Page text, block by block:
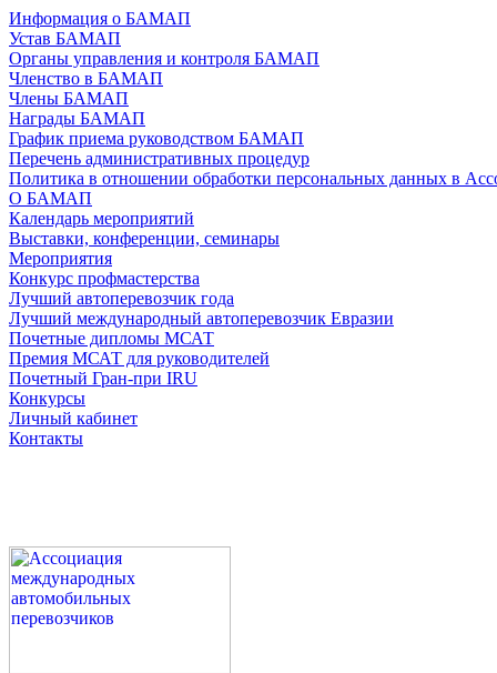
Информация о БАМАП
Устав БАМАП
Органы управления и контроля БАМАП
Членство в БАМАП
Члены БАМАП
Награды БАМАП
График приема руководством БАМАП
Перечень административных процедур
Политика в отношении обработки персональных данных в
О БАМАП
Календарь мероприятий
Выставки, конференции, семинары
Мероприятия
Конкурс профмастерства
Лучший автоперевозчик года
Лучший международный автоперевозчик Евразии
Почетные дипломы МСАТ
Премия МСАТ для руководителей
Почетный Гран-при IRU
Конкурсы
Личный кабинет
Контакты